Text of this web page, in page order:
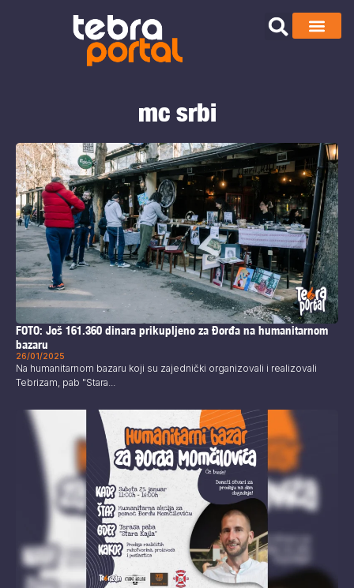
mc srbi
FOTO: Još 161.360 dinara prikupljeno za Đorđa na humanitarnom
bazaru
26/01/2025
Na humanitarnom bazaru koji su zajednički organizovali i realizovali
Tebrizam, pab "Stara...